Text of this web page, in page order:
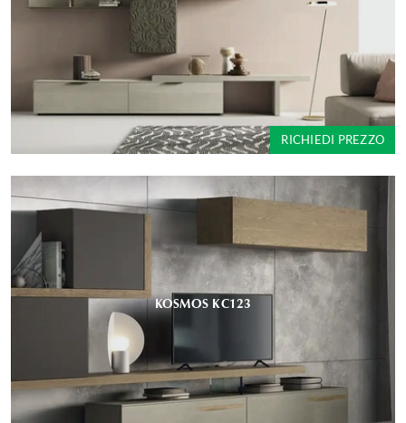
RICHIEDI PREZZO
KOSMOS KC123